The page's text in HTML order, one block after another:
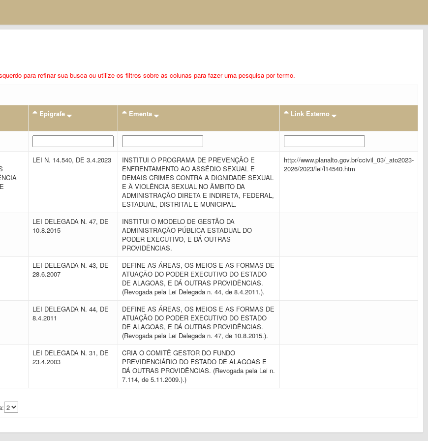
para refinar sua busca ou utilize os filtros sobre as colunas para fazer uma pesquisa por termo.
Epigrafe Ementa Link Externo
LEI N. 14.540, DE 3.4.2023
INSTITUI O PROGRAMA DE PREVENÇÃO E
ENFRENTAMENTO AO ASSÉDIO SEXUAL E
DEMAIS CRIMES CONTRA A DIGNIDADE SEXUAL
E À VIOLÊNCIA SEXUAL NO ÂMBITO DA
ADMINISTRAÇÃO DIRETA E INDIRETA, FEDERAL,
ESTADUAL, DISTRITAL E MUNICIPAL.
http://www.planalto.gov.br/ccivil_03/_ato2023-
2026/2023/lei/l14540.htm
LEI DELEGADA N. 47, DE
10.8.2015
INSTITUI O MODELO DE GESTÃO DA
ADMINISTRAÇÃO PÚBLICA ESTADUAL DO
PODER EXECUTIVO, E DÁ OUTRAS
PROVIDÊNCIAS.
LEI DELEGADA N. 43, DE
28.6.2007
DEFINE AS ÁREAS, OS MEIOS E AS FORMAS DE
ATUAÇÃO DO PODER EXECUTIVO DO ESTADO
DE ALAGOAS, E DÁ OUTRAS PROVIDÊNCIAS.
(Revogada pela Lei Delegada n. 44, de 8.4.2011.).
LEI DELEGADA N. 44, DE
8.4.2011
DEFINE AS ÁREAS, OS MEIOS E AS FORMAS DE
ATUAÇÃO DO PODER EXECUTIVO DO ESTADO
DE ALAGOAS, E DÁ OUTRAS PROVIDÊNCIAS.
(Revogada pela Lei Delegada n. 47, de 10.8.2015.).
LEI DELEGADA N. 31, DE
23.4.2003
CRIA O COMITÊ GESTOR DO FUNDO
PREVIDENCIÁRIO DO ESTADO DE ALAGOAS E
DÁ OUTRAS PROVIDÊNCIAS. (Revogada pela Lei n.
7.114, de 5.11.2009.).)